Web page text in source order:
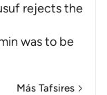
rejects the
was to be
Más Tafsires